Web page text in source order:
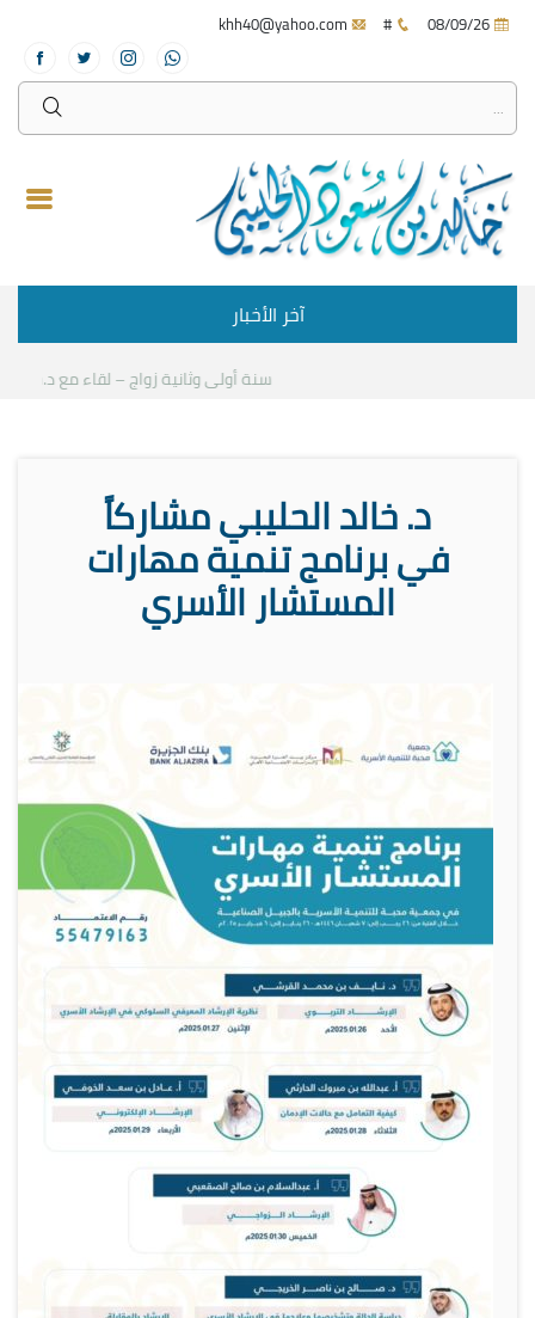
#
آخر الأخبار
سنة أولى وثانية زواج – لقاء مع د.خالد
د. خالد الحليبي مشاركاً
في برنامج تنمية مهارات
المستشار الأسري